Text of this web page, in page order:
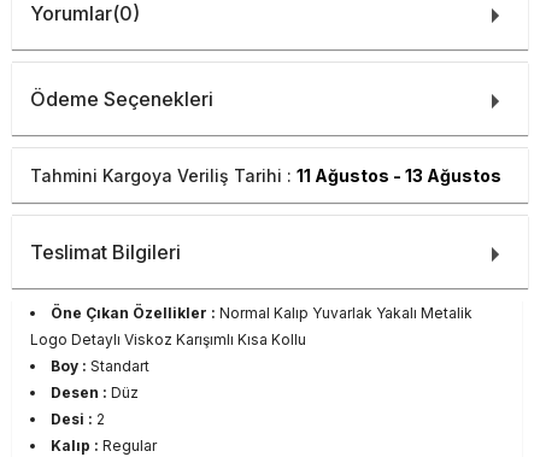
Yorumlar(0)
Ödeme Seçenekleri
Tahmini Kargoya Veriliş Tarihi : 11 Ağustos - 13 Ağustos
Teslimat Bilgileri
Öne Çıkan Özellikler : Normal Kalıp Yuvarlak Yakalı Metalik
Logo Detaylı Viskoz Karışımlı Kısa Kollu
Boy : Standart
Desen : Düz
Desi : 2
Kalıp : Regular